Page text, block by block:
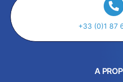
+33 (0)1 87
A